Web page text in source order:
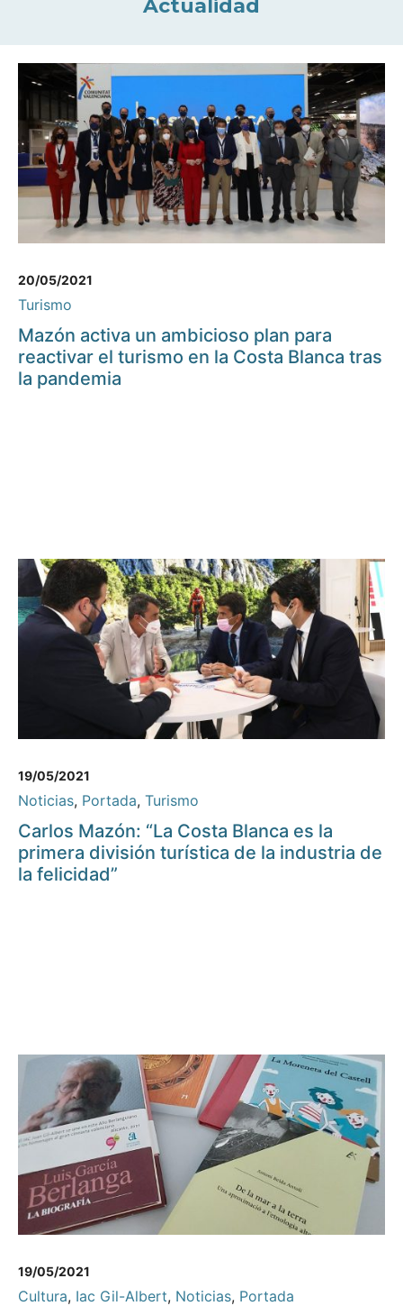
Actualidad
20/05/2021
Turismo
Mazón activa un ambicioso plan para
reactivar el turismo en la Costa Blanca tras
la pandemia
19/05/2021
Noticias, Portada, Turismo
Carlos Mazón: “La Costa Blanca es la
primera división turística de la industria de
la felicidad”
19/05/2021
Cultura, Iac Gil-Albert, Noticias, Portada